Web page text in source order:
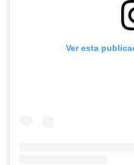
Ver esta